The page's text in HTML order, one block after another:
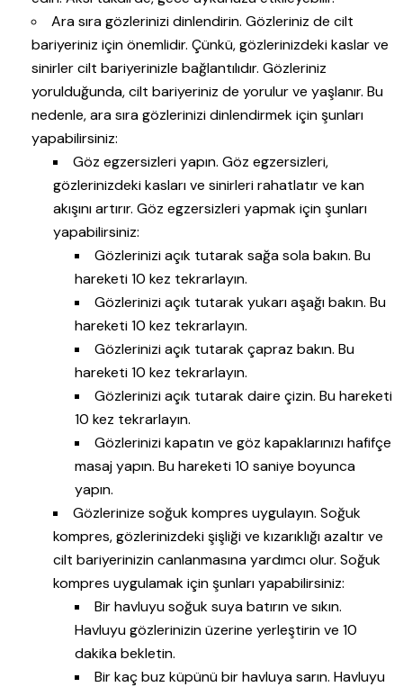
Ara sıra gözlerinizi dinlendirin. Gözleriniz de cilt
bariyeriniz için önemlidir. Çünkü, gözlerinizdeki kaslar ve
sinirler cilt bariyerinizle bağlantılıdır. Gözleriniz
yorulduğunda, cilt bariyeriniz de yorulur ve yaşlanır. Bu
nedenle, ara sıra gözlerinizi dinlendirmek için şunları
yapabilirsiniz:
Göz egzersizleri yapın. Göz egzersizleri,
gözlerinizdeki kasları ve sinirleri rahatlatır ve kan
akışını artırır. Göz egzersizleri yapmak için şunları
yapabilirsiniz:
Gözlerinizi açık tutarak sağa sola bakın. Bu
hareketi 10 kez tekrarlayın.
Gözlerinizi açık tutarak yukarı aşağı bakın. Bu
hareketi 10 kez tekrarlayın.
Gözlerinizi açık tutarak çapraz bakın. Bu
hareketi 10 kez tekrarlayın.
Gözlerinizi açık tutarak daire çizin. Bu hareketi
10 kez tekrarlayın.
Gözlerinizi kapatın ve göz kapaklarınızı hafifçe
masaj yapın. Bu hareketi 10 saniye boyunca
yapın.
Gözlerinize soğuk kompres uygulayın. Soğuk
kompres, gözlerinizdeki şişliği ve kızarıklığı azaltır ve
cilt bariyerinizin canlanmasına yardımcı olur. Soğuk
kompres uygulamak için şunları yapabilirsiniz:
Bir havluyu soğuk suya batırın ve sıkın.
Havluyu gözlerinizin üzerine yerleştirin ve 10
dakika bekletin.
Bir kaç buz küpünü bir havluya sarın. Havluyu